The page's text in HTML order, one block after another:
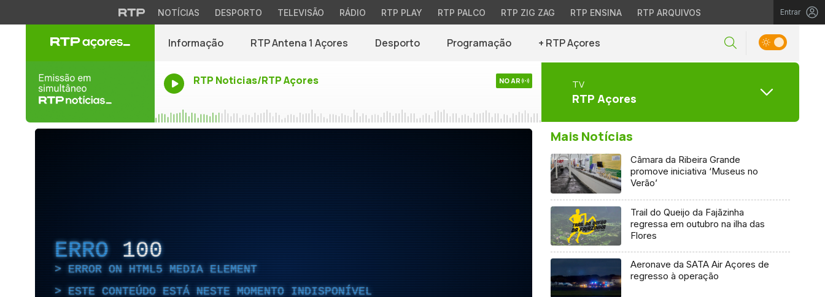
NOTÍCIAS DESPORTO TELEVISÃO RÁDIO RTP PLAY RTP PALCO RTP ZIG ZAG RTP ENSINA RTP ARQUIVOS Entrar
Informação RTP Antena 1 Açores Desporto Programação + RTP Açores
RTP Noticias/RTP Açores NO AR TV
RTP Açores
ERRO 100
ERROR ON HTML5 MEDIA ELEMENT
ESTE CONTEÚDO ESTÁ NESTE MOMENTO INDISPONÍVEL
Mais Notícias
Câmara da Ribeira Grande
promove iniciativa ‘Museus no
Verão’
Trail do Queijo da Fajãzinha
regressa em outubro na ilha das
Flores
Aeronave da SATA Air Açores de
regresso à operação